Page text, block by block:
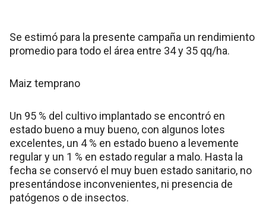
Se estimó para la presente campaña un rendimiento
promedio para todo el área entre 34 y 35 qq/ha.
Maiz temprano
Un 95 % del cultivo implantado se encontró en
estado bueno a muy bueno, con algunos lotes
excelentes, un 4 % en estado bueno a levemente
regular y un 1 % en estado regular a malo. Hasta la
fecha se conservó el muy buen estado sanitario, no
presentándose inconvenientes, ni presencia de
patógenos o de insectos.